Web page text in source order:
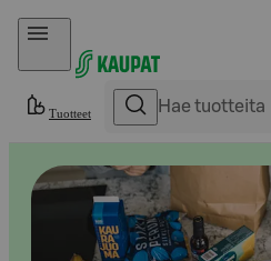
Hyppää sisältöön
Tuotteet